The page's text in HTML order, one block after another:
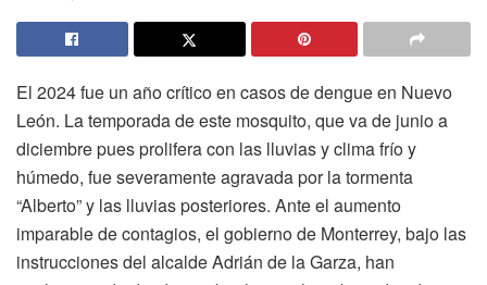
El 2024 fue un año crítico en casos de dengue en Nuevo
León. La temporada de este mosquito, que va de junio a
diciembre pues prolifera con las lluvias y clima frío y
húmedo, fue severamente agravada por la tormenta
“Alberto” y las lluvias posteriores. Ante el aumento
imparable de contagios, el gobierno de Monterrey, bajo las
instrucciones del alcalde Adrián de la Garza, han